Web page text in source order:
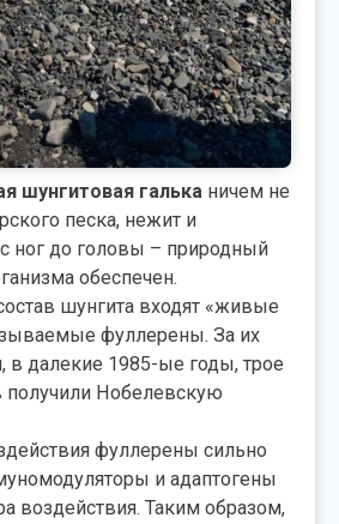
шунгитовая галька ничем не
песка, нежит и
ног до головы – природный
обеспечен.
шунгита входят «живые
фуллерены. За их
в далекие 1985-ые годы, трое
Нобелевскую
фуллерены сильно
и адаптогены
воздействия. Таким образом,